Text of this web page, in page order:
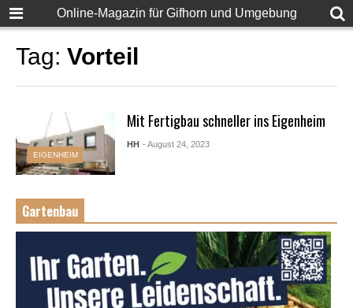
Online-Magazin für Gifhorn und Umgebung
Tag: Vorteil
EIGENHEIM
Mit Fertigbau schneller ins Eigenheim
HH - August 24, 2023
Gartenbau